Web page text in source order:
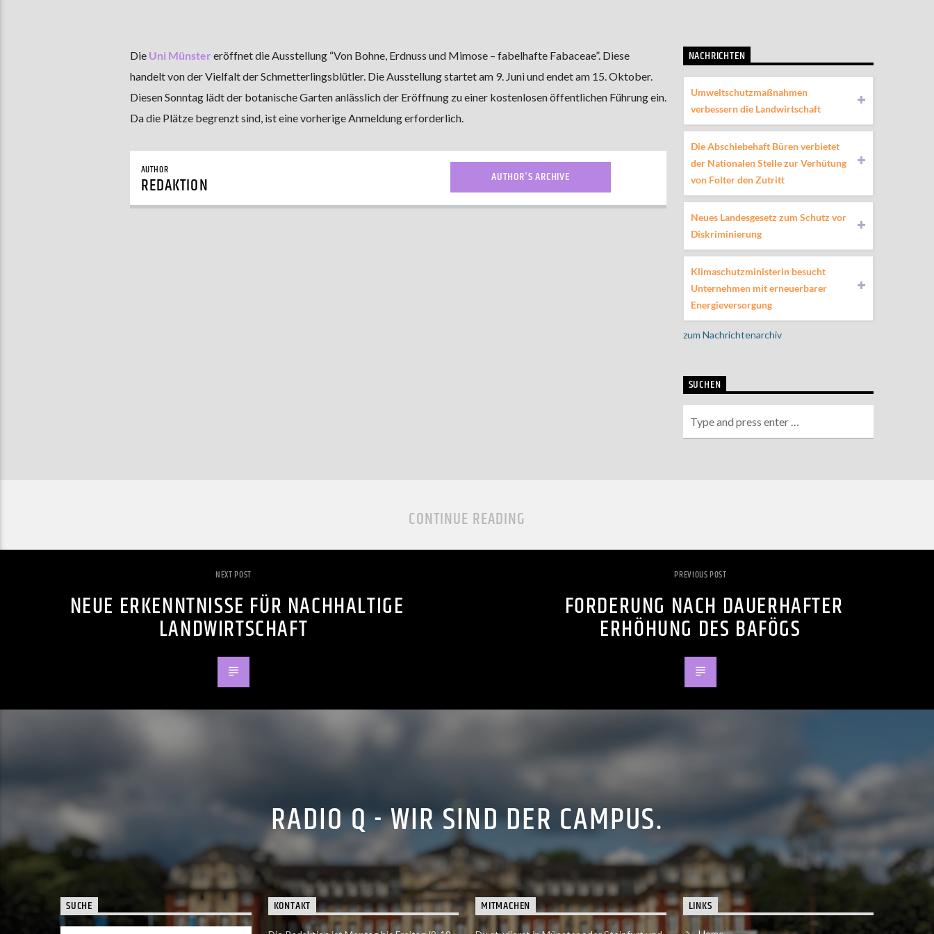
Die Uni Münster eröffnet die Ausstellung “Von Bohne, Erdnuss und Mimose – fabelhafte Fabaceae”. Diese
handelt von der Vielfalt der Schmetterlingsblütler. Die Ausstellung startet am 9. Juni und endet am 15. Oktober.
Diesen Sonntag lädt der botanische Garten anlässlich der Eröffnung zu einer kostenlosen öffentlichen Führung ein.
Da die Plätze begrenzt sind, ist eine vorherige Anmeldung erforderlich.
AUTHOR
REDAKTION AUTHOR'S ARCHIVE
NACHRICHTEN
Umweltschutzmaßnahmen
verbessern die Landwirtschaft
Die Abschiebehaft Büren verbietet
der Nationalen Stelle zur Verhütung
von Folter den Zutritt
Neues Landesgesetz zum Schutz vor
Diskriminierung
Klimaschutzministerin besucht
Unternehmen mit erneuerbarer
Energieversorgung
zum Nachrichtenarchiv
SUCHEN
CONTINUE READING
NEXT POST
NEUE ERKENNTNISSE FÜR NACHHALTIGE
LANDWIRTSCHAFT
PREVIOUS POST
FORDERUNG NACH DAUERHAFTER
ERHÖHUNG DES BAFÖGS
RADIO Q - WIR SIND DER CAMPUS.
SUCHE KONTAKT MITMACHEN LINKS